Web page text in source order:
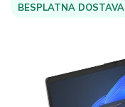
BESPLATNA DOSTAVA